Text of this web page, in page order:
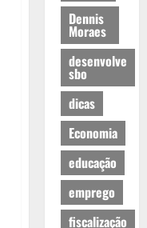
Dennis
Moraes
desenvolve
sbo
dicas
Economia
educação
emprego
fiscalização